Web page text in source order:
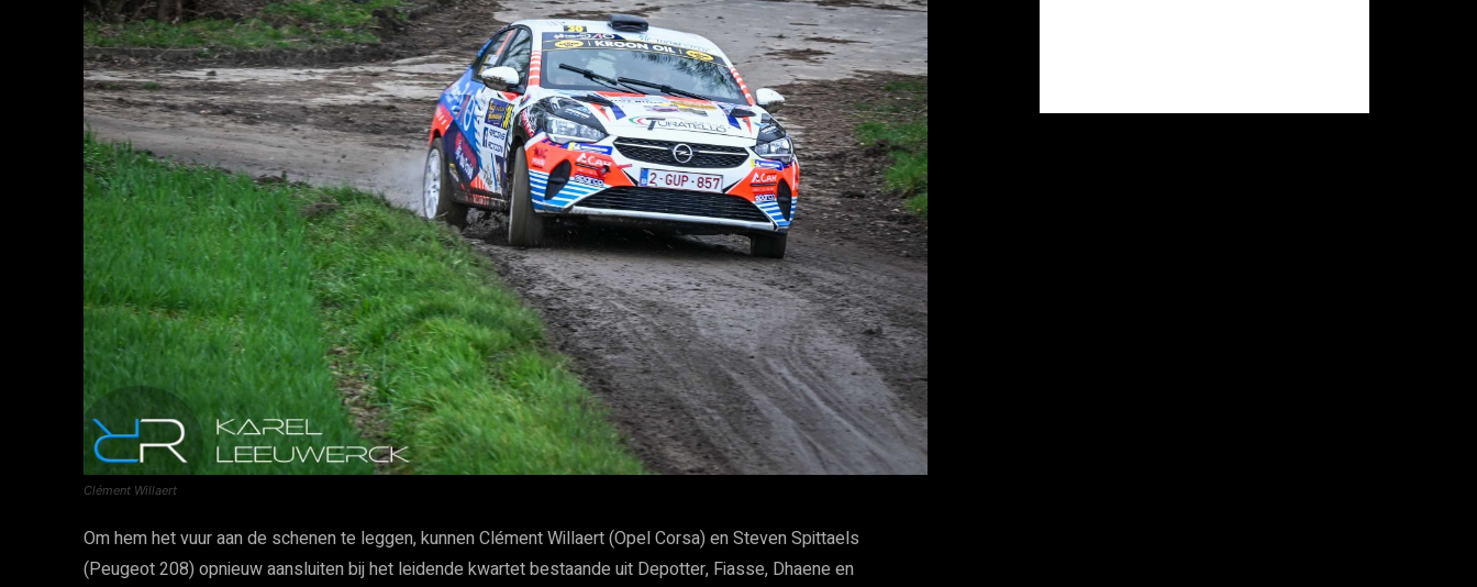
Clément Willaert
Om hem het vuur aan de schenen te leggen, kunnen Clément Willaert (Opel Corsa) en Steven Spittaels
(Peugeot 208) opnieuw aansluiten bij het leidende kwartet bestaande uit Depotter, Fiasse, Dhaene en